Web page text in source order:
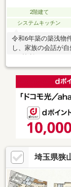
2階建て
システムキッチン
令和6年築の築浅物
し、家族の会話が
収納も豊富です。
埼玉県狭